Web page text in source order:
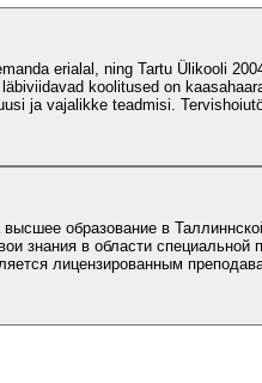
erialal, ning Tartu Ülikooli
koolitused on
ja vajalikke teadmisi.
образование в
знания в области специальной
лицензированным